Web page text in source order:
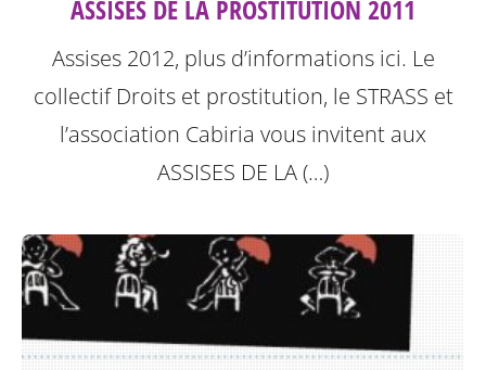
ASSISES DE LA PROSTITUTION 2011
Assises 2012, plus d’informations ici. Le
collectif Droits et prostitution, le STRASS et
l’association Cabiria vous invitent aux
ASSISES DE LA (…)